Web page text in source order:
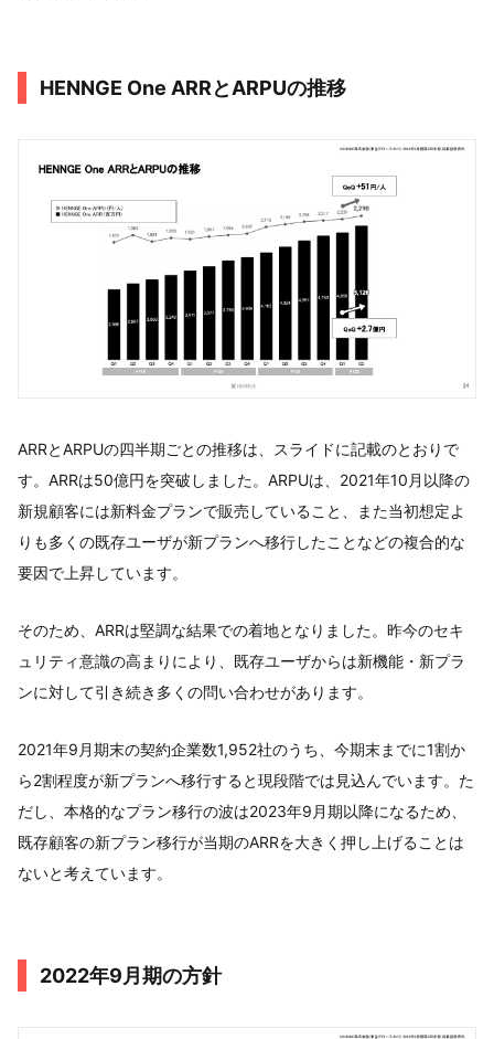
HENNGE One ARRとARPUの推移
ARRとARPUの四半期ごとの推移は、スライドに記載のとおりで
す。ARRは50億円を突破しました。ARPUは、2021年10月以降の
新規顧客には新料金プランで販売していること、また当初想定よ
りも多くの既存ユーザが新プランへ移行したことなどの複合的な
要因で上昇しています。
そのため、ARRは堅調な結果での着地となりました。昨今のセキ
ュリティ意識の高まりにより、既存ユーザからは新機能・新プラ
ンに対して引き続き多くの問い合わせがあります。
2021年9月期末の契約企業数1,952社のうち、今期末までに1割か
ら2割程度が新プランへ移行すると現段階では見込んでいます。た
だし、本格的なプラン移行の波は2023年9月期以降になるため、
既存顧客の新プラン移行が当期のARRを大きく押し上げることは
ないと考えています。
2022年9月期の方針